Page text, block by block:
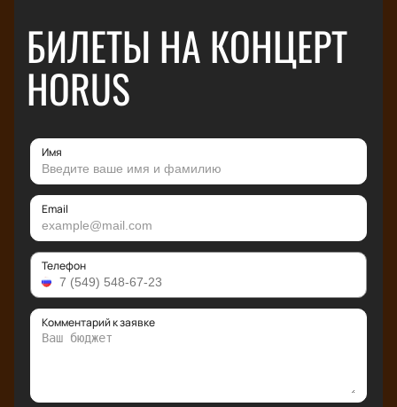
БИЛЕТЫ НА КОНЦЕРТ
HORUS
Имя
Email
Телефон
Комментарий к заявке